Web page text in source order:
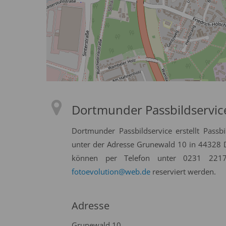
Dortmunder
Dortmunder Passbildservice erstellt
unter der Adresse Grunewald 10 in 44328
können per Telefon unter 0231
fotoevolution@web.de reserviert werden.
Adresse